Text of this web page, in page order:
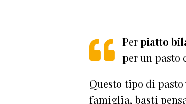
Perpiatto
per un pasto
Questo tipo di
famiglia, basti